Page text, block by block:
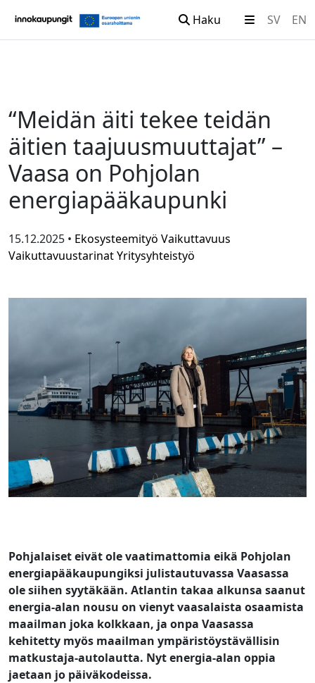
Haku SV EN
“Meidän äiti tekee teidän
äitien taajuusmuuttajat” –
Vaasa on Pohjolan
energiapääkaupunki
15.12.2025 • Ekosysteemityö Vaikuttavuus
VaikuttavuustarinatYritysyhteistyö
Pohjalaiset eivät ole vaatimattomia eikä Pohjolan
energiapääkaupungiksi julistautuvassa Vaasassa
ole siihen syytäkään. Atlantin takaa alkunsa saanut
energia-alan nousu on vienyt vaasalaista osaamista
maailman joka kolkkaan, ja onpa Vaasassa
kehitetty myös maailman ympäristöystävällisin
matkustaja-autolautta. Nyt energia-alan oppia
jaetaan jo päiväkodeissa.